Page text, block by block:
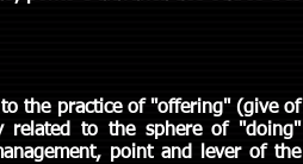
the practice of "offering" (give of
related to the sphere of "doing"
point and lever of the